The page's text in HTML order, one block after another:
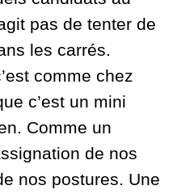
pas de tenter de
les carrés.
comme chez
c’est un mini
Comme un
de nos
nos postures. Une